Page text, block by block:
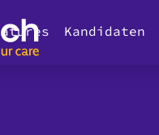
Kandidaten